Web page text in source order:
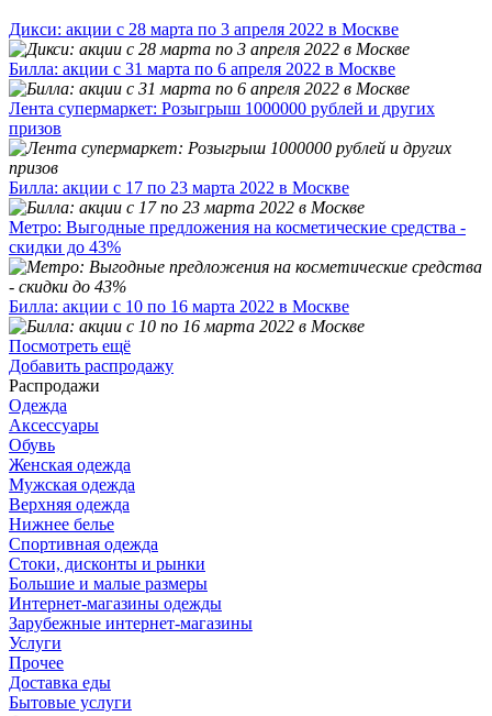
Дикси: акции с 28 марта по 3 апреля 2022 в Москве
Билла: акции с 31 марта по 6 апреля 2022 в Москве
Лента супермаркет: Розыгрыш 1000000 рублей и других
призов
Билла: акции с 17 по 23 марта 2022 в Москве
Метро: Выгодные предложения на косметические средства -
скидки до 43%
Билла: акции с 10 по 16 марта 2022 в Москве
Посмотреть ещё
Добавить распродажу
Распродажи
Одежда
Аксессуары
Обувь
Женская одежда
Мужская одежда
Верхняя одежда
Нижнее белье
Спортивная одежда
Стоки, дисконты и рынки
Большие и малые размеры
Интернет-магазины одежды
Зарубежные интернет-магазины
Услуги
Прочее
Доставка еды
Бытовые услуги